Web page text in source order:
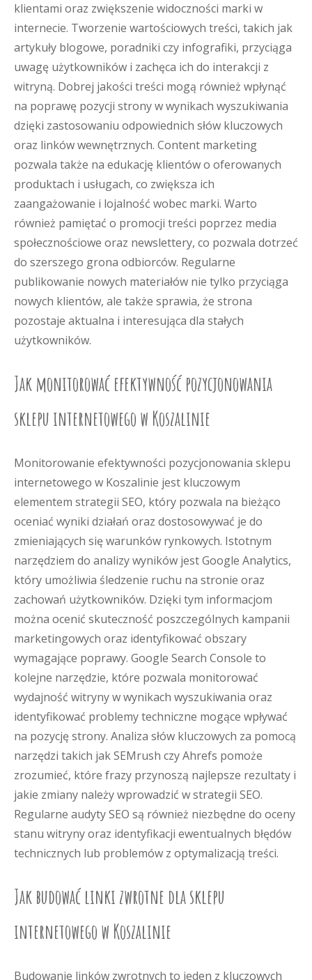
klientami oraz zwiększenie widoczności marki w
internecie. Tworzenie wartościowych treści, takich jak
artykuły blogowe, poradniki czy infografiki, przyciąga
uwagę użytkowników i zachęca ich do interakcji z
witryną. Dobrej jakości treści mogą również wpłynąć
na poprawę pozycji strony w wynikach wyszukiwania
dzięki zastosowaniu odpowiednich słów kluczowych
oraz linków wewnętrznych. Content marketing
pozwala także na edukację klientów o oferowanych
produktach i usługach, co zwiększa ich
zaangażowanie i lojalność wobec marki. Warto
również pamiętać o promocji treści poprzez media
społecznościowe oraz newslettery, co pozwala dotrzeć
do szerszego grona odbiorców. Regularne
publikowanie nowych materiałów nie tylko przyciąga
nowych klientów, ale także sprawia, że strona
pozostaje aktualna i interesująca dla stałych
użytkowników.
Jak monitorować efektywność pozycjonowania
sklepu internetowego w Koszalinie
Monitorowanie efektywności pozycjonowania sklepu
internetowego w Koszalinie jest kluczowym
elementem strategii SEO, który pozwala na bieżąco
oceniać wyniki działań oraz dostosowywać je do
zmieniających się warunków rynkowych. Istotnym
narzędziem do analizy wyników jest Google Analytics,
który umożliwia śledzenie ruchu na stronie oraz
zachowań użytkowników. Dzięki tym informacjom
można ocenić skuteczność poszczególnych kampanii
marketingowych oraz identyfikować obszary
wymagające poprawy. Google Search Console to
kolejne narzędzie, które pozwala monitorować
wydajność witryny w wynikach wyszukiwania oraz
identyfikować problemy techniczne mogące wpływać
na pozycję strony. Analiza słów kluczowych za pomocą
narzędzi takich jak SEMrush czy Ahrefs pomoże
zrozumieć, które frazy przynoszą najlepsze rezultaty i
jakie zmiany należy wprowadzić w strategii SEO.
Regularne audyty SEO są również niezbędne do oceny
stanu witryny oraz identyfikacji ewentualnych błędów
technicznych lub problemów z optymalizacją treści.
Jak budować linki zwrotne dla sklepu
internetowego w Koszalinie
Budowanie linków zwrotnych to jeden z kluczowych